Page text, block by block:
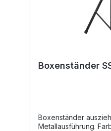
Boxenständer
Boxenständer
Metallausführung.